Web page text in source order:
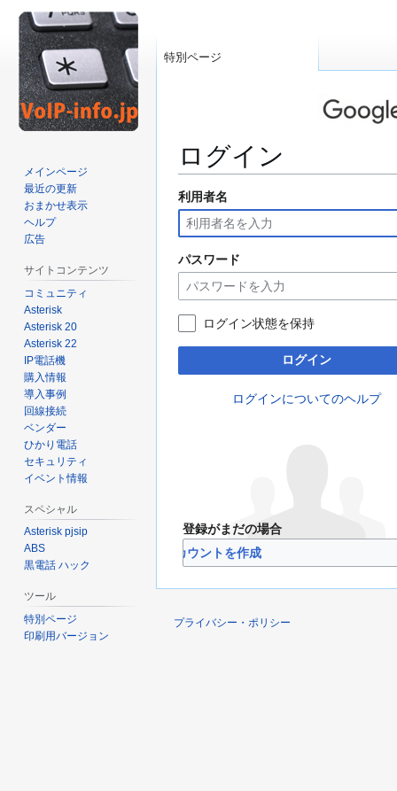
ログイン
ナ
ビ
ゲ
ー
シ
ョ
ン
に
動
検
索
に
移
動
利用者名
パスワード
ログイン状態を保持
ログイン
ログインについてのヘルプ
登録がまだの場合
VoIP-Info.jpのアカウントを作成
特別ページ
メインページ
最近の更新
おまかせ表示
ヘルプ
広告
サイトコンテンツ
コミュニティ
Asterisk
Asterisk 20
Asterisk 22
IP電話機
購入情報
導入事例
回線接続
ベンダー
ひかり電話
セキュリティ
イベント情報
スペシャル
Asterisk pjsip
ABS
黒電話 ハック
ツール
特別ページ
印刷用バージョン
プライバシー・ポリシー